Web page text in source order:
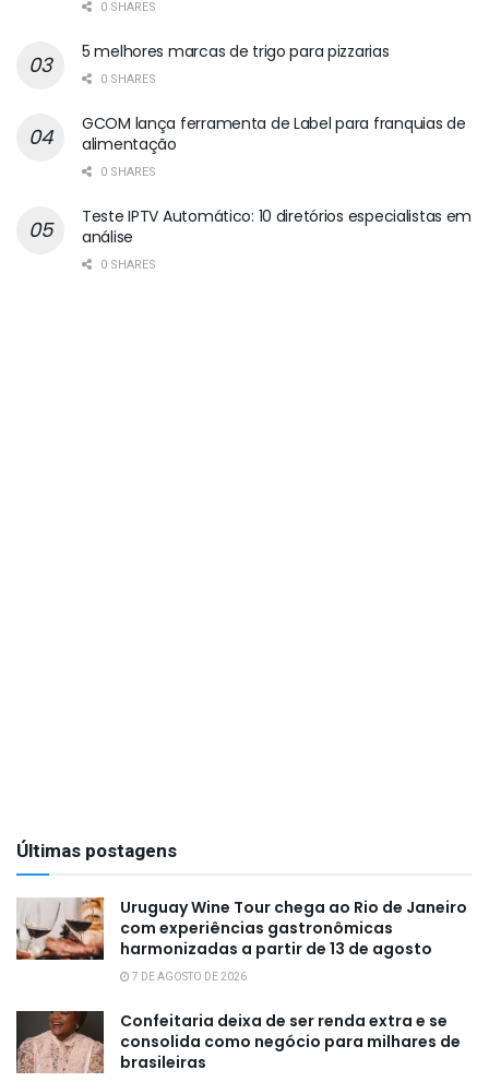
0 SHARES
5 melhores marcas de trigo para pizzarias
0 SHARES
GCOM lança ferramenta de Label para franquias de
alimentação
0 SHARES
Teste IPTV Automático: 10 diretórios especialistas em
análise
0 SHARES
Últimas postagens
Uruguay Wine Tour chega ao Rio de Janeiro
com experiências gastronômicas
harmonizadas a partir de 13 de agosto
7 DE AGOSTO DE 2026
Confeitaria deixa de ser renda extra e se
consolida como negócio para milhares de
brasileiras